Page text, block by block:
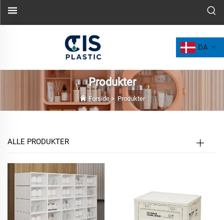
DA
Produkter
Forside> Produkter
ALLE PRODUKTER